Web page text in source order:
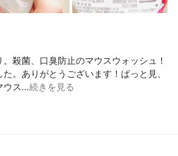
殺菌、口臭防止のマウスウォッシュ！
。ありがとうございます！ぱっと見、
ウス…続きを見る